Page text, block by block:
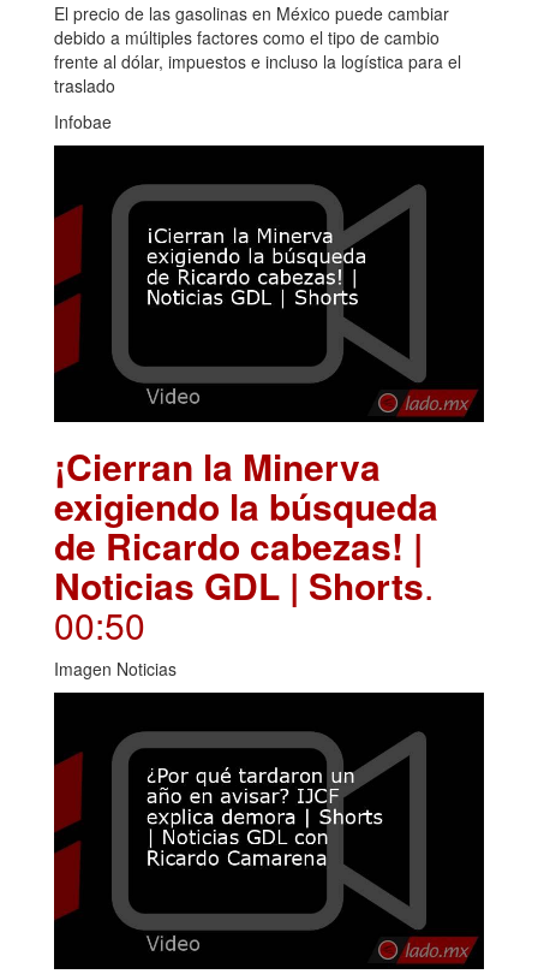
El precio de las gasolinas en México puede cambiar
debido a múltiples factores como el tipo de cambio
frente al dólar, impuestos e incluso la logística para el
traslado
Infobae
¡Cierran la Minerva
exigiendo la búsqueda
de Ricardo cabezas! |
Noticias GDL | Shorts.
00:50
Imagen Noticias